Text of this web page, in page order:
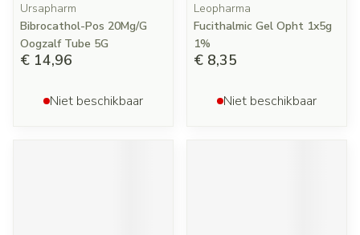
Ursapharm
Bibrocathol-Pos 20Mg/G
Oogzalf Tube 5G
€ 14,96
Niet beschikbaar
Leopharma
Fucithalmic Gel Opht 1x5g
1%
€ 8,35
Niet beschikbaar